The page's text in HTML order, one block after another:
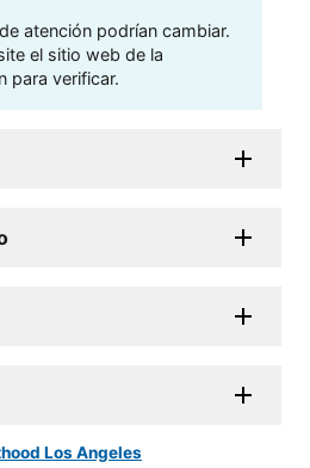
atención podrían cambiar.
el sitio web de la
para verificar.